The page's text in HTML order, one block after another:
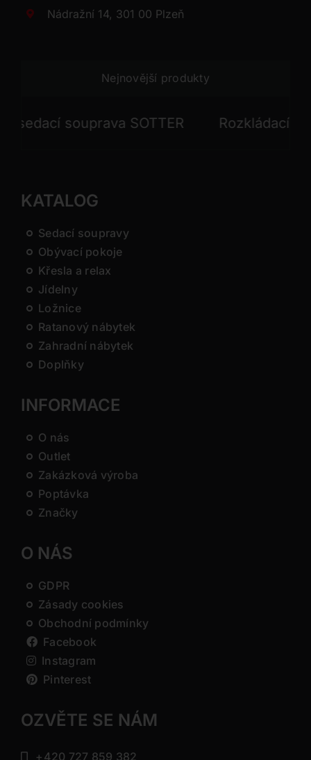
Nádražní 14, 301 00 Plzeň
Nejnovější produkty
souprava SOTTER Rozkládací
KATALOG
Sedací soupravy
Obývací pokoje
Křesla a relax
Jídelny
Ložnice
Ratanový nábytek
Zahradní nábytek
Doplňky
INFORMACE
O nás
Outlet
Zakázková výroba
Poptávka
Značky
O NÁS
GDPR
Zásady cookies
Obchodní podmínky
Facebook
Instagram
Pinterest
OZVĚTE SE NÁM
+420 727 859 382